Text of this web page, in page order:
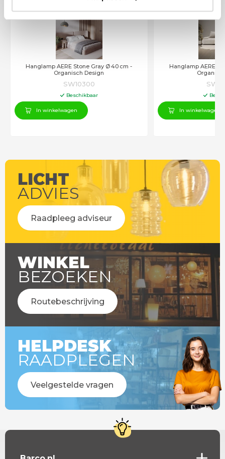
Hanglamp AERE Stone Gray Ø 40 cm -
Organisch Design
SW10300
Beschikbaar
In winkelwagen
Hanglamp AERE
In winkelwagen
LICHT
ADVIES
Raadpleeg adviseur
WINKEL
BEZOEKEN
Routebeschrijving
HELPDESK
RAADPLEGEN
Veelgestelde vragen